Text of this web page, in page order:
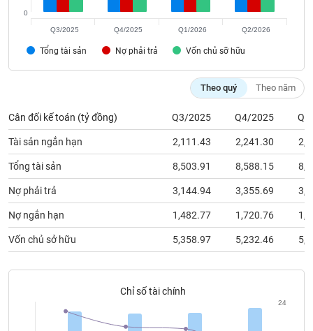
Tổng tài sản Nợ phải trả Vốn chủ sỡ hữu
0
Q3/2025 Q4/2025 Q1/2026 Q2/2026
Theo quý Theo năm
Cân đối kế toán (tỷ đồng) Q3/2025 Q4/2025
Tài sản ngắn hạn 2,111.43 2,241.30
Tổng tài sản 8,503.91 8,588.15
Nợ phải trả 3,144.94 3,355.69
Nợ ngắn hạn 1,482.77 1,720.76
Vốn chủ sở hữu 5,358.97 5,232.46
Chỉ số tài chính
24
Sách
cụ
đầu
tư
Truyền
thông
tài
chính